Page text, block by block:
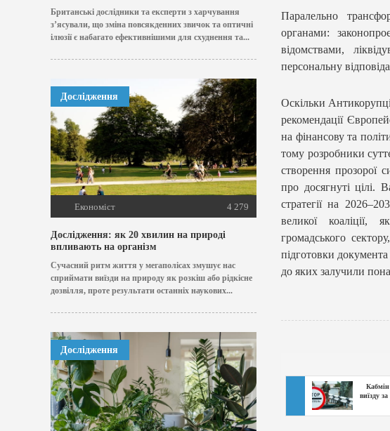
Британські дослідники та експерти з харчування
з’ясували, що зміна повсякденних звичок та оптичні
ілюзії є набагато ефективнішими для схуднення та...
Дослідження
Економіст 4 279
Дослідження: як 20 хвилин на природі
впливають на організм
Сучасний ритм життя у мегаполісах змушує нас
сприймати виїзди на природу як розкіш або рідкісне
дозвілля, проте результати останніх наукових...
Дослідження
Паралельно
органами:
відомствами,
персональну
Оскільки
рекомендації
на фінансову та
тому розробники
створення прозорої
про досягнуті цілі.
стратегії на
великої коаліції,
громадського
підготовки
до яких залучили
Кабмін
виїзду